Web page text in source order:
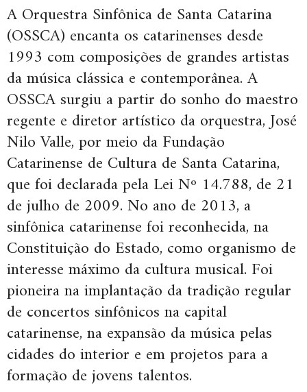
A Orquestra Sinfônica de Santa Catarina
(OSSCA) encanta os catarinenses desde
1993 com composições de grandes artistas
da música clássica e contemporânea. A
OSSCA surgiu a partir do sonho do maestro
regente e diretor artístico da orquestra, José
Nilo Valle, por meio da Fundação
Catarinense de Cultura de Santa Catarina,
que foi declarada pela Lei Nº 14.788, de 21
de julho de 2009. No ano de 2013, a
sinfônica catarinense foi reconhecida, na
Constituição do Estado, como organismo de
interesse máximo da cultura musical. Foi
pioneira na implantação da tradição regular
de concertos sinfônicos na capital
catarinense, na expansão da música pelas
cidades do interior e em projetos para a
formação de jovens talentos.